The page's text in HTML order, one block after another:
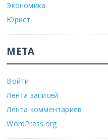
Экономика
Юрист
МЕТА
Войти
Лента записей
Лента комментариев
WordPress.org